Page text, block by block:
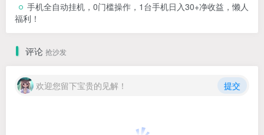
手机全自动挂机，0门槛操作，1台手机日入30+净收益，懒人
福利！
评论 抢沙发
欢迎您留下宝贵的见解！ 提交